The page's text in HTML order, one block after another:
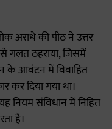
अराधे की पीठ ने उत्तर
गलत ठहराया, जिसमें
के आवंटन में विवाहित
कर दिया गया था।
नियम संविधान में निहित
है।